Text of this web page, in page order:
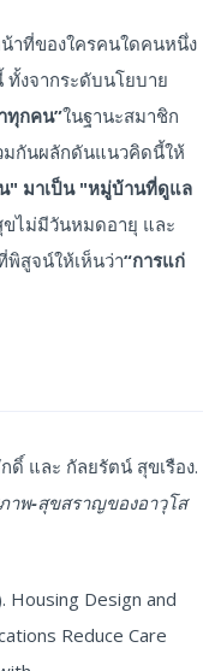
าที่ของใครคนใดคนหนึ่ง
งจากระดับนโยบาย
ทุกคน”ในฐานะสมาชิก
มกันผลักดันแนวคิดนี้ให้
" มาเป็น "หมู่บ้านที่ดูแล
ขไม่มีวันหมดอายุ และ
พิสูจน์ให้เห็นว่า“การแก่
ดิ์ และ กัลยรัตน์ สุขเรือง.
พ-สุขสราญของอาวุโส
Housing Design and
Reduce Care